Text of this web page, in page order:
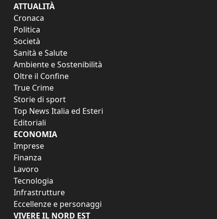
ATTUALITÀ
Cronaca
Politica
Società
Sanità e Salute
Ambiente e Sostenibilità
Oltre il Confine
True Crime
Storie di sport
Top News Italia ed Esteri
Editoriali
ECONOMIA
Imprese
Finanza
Lavoro
Tecnologia
Infrastrutture
Eccellenze e personaggi
VIVERE IL NORD EST